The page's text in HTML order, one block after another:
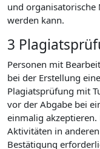
und organisatorische
werden kann.
3
Personen mit
bei der Erstellung
Plagiatsprüfung mit
vor der Abgabe bei
einmalig akzeptieren.
Aktivitäten in
Bestätigung